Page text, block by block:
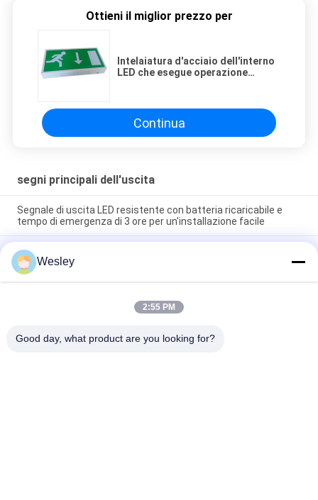
Ottieni il miglior prezzo per
Intelaiatura d'acciaio dell'interno
LED che esegue operazione
dell'uomo
Continua
segni principali dell'uscita
Segnale di uscita LED resistente con batteria ricaricabile e
tempo di emergenza di 3 ore per un'installazione facile
Segnaletica di uscita LED con grado di protezione IP65, 3 ore di
autonomia in emergenza e luce di emergenza alimentata a
batteria Ni-Cd
Segno montato di superficie dell'uscita di sicurezza della
parete SMD LED/segno corrente di plastica dell'uscita
Wesley
2:55 PM
Good day, what product are you looking for?